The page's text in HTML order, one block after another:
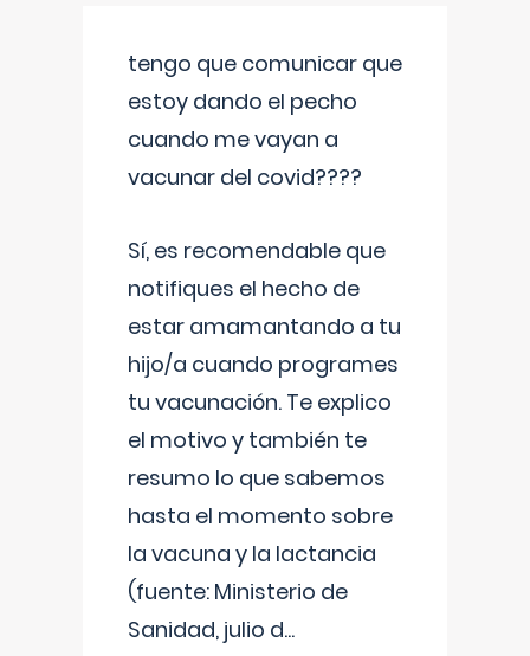
tengo que comunicar que
estoy dando el pecho
cuando me vayan a
vacunar del covid????
Sí, es recomendable que
notifiques el hecho de
estar amamantando a tu
hijo/a cuando programes
tu vacunación. Te explico
el motivo y también te
resumo lo que sabemos
hasta el momento sobre
la vacuna y la lactancia
(fuente: Ministerio de
Sanidad, julio d...